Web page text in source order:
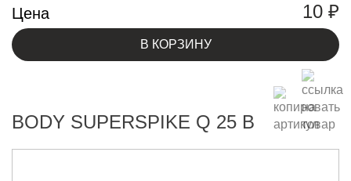
Цена 10 ₽
В КОРЗИНУ
BODY SUPERSPIKE Q 25 B